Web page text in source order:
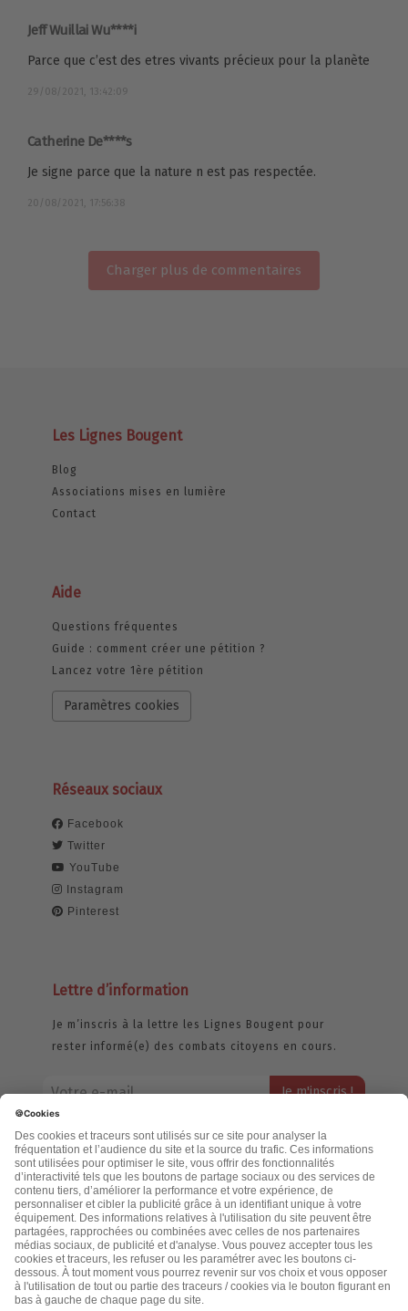
Jeff Wuillai Wu****i
Parce que c’est des etres vivants précieux pour la planète
29/08/2021, 13:42:09
Catherine De****s
Je signe parce que la nature n est pas respectée.
20/08/2021, 17:56:38
Charger plus de commentaires
Les Lignes Bougent
Blog
Associations mises en lumière
Contact
Aide
Questions fréquentes
Guide : comment créer une pétition ?
Lancez votre 1ère pétition
Paramètres cookies
Réseaux sociaux
Facebook
Twitter
YouTube
Instagram
Pinterest
Lettre d’information
Je m’inscris à la lettre les Lignes Bougent pour
rester informé(e) des combats citoyens en cours.
jamais échangée. Pour consulter notre politique de confidentialité,
cliquez ici.
Accueil
Politique de confidentialité
Cookies